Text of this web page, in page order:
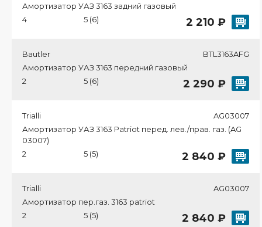
Амортизатор УАЗ 3163 задний газовый
4
5 (6) 2 210 ₽
Bautler
BTL3163AFG
Амортизатор УАЗ 3163 передний газовый
2
5 (6) 2 290 ₽
Trialli
AG03007
Амортизатор УАЗ 3163 Patriot перед. лев./прав. газ. (AG
03007)
2
5 (5) 2 840 ₽
Trialli
AG03007
Амортизатор пер.газ. 3163 patriot
2
5 (5) 2 840 ₽